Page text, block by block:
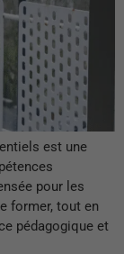
est une
pour les
former, tout en
pédagogique et